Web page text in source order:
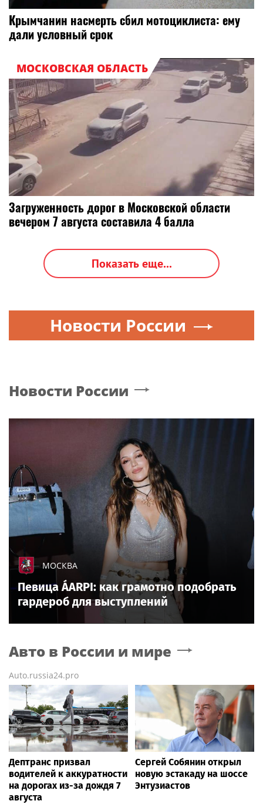
Крымчанин насмерть сбил мотоциклиста: ему
дали условный срок
МОСКОВСКАЯ ОБЛАСТЬ
Загруженность дорог в Московской области
вечером 7 августа составила 4 балла
Показать еще...
Новости России
Новости России
МОСКВА
Певица ÁARPI: как грамотно подобрать
гардероб для выступлений
Авто в России и мире
Auto.russia24.pro
Дептранс призвал
водителей к аккуратности
на дорогах из-за дождя 7
августа
Сергей Собянин открыл
новую эстакаду на шоссе
Энтузиастов